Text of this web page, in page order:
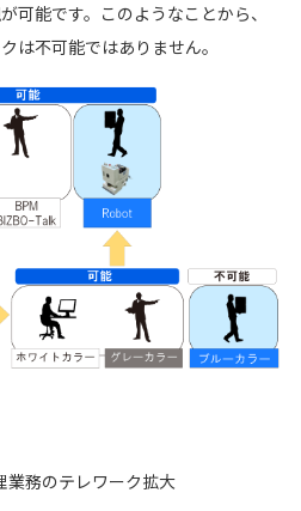
可能です。このようなことから、
は不可能ではありません。
務のテレワーク拡大